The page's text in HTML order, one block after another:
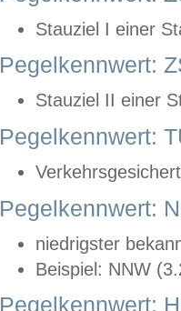
Stauziel I einer
Pegelkennwert:
Stauziel II einer
Pegelkennwert:
Pegelkennwert:
niedrigster
Beispiel: NNW
Pegelkennwert: